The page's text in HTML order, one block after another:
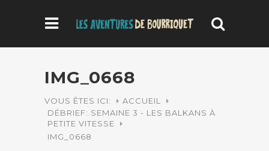
IMG_0668
VOUS ÊTES ICI:
ACCUEIL
DÉBRIEF: SEMAINE 3 - LES BALKANS À
PETITE VITESSE
IMG_0668